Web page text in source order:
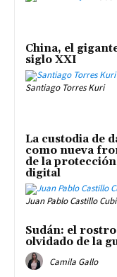
China, el
siglo XXI
Santiago Torres Kuri
La custodia de
como nueva
de la protección
digital
Juan Pablo Castillo
Sudán: el rostro
olvidado de la
Camila Gallo